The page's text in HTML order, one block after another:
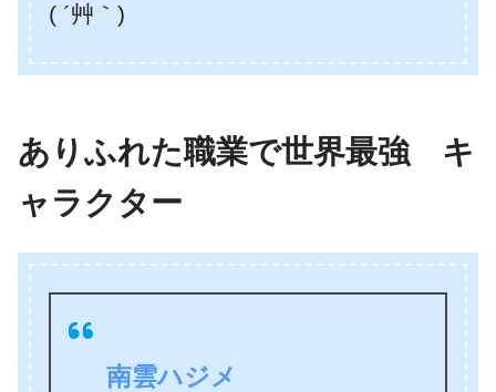
( ´艸｀)
ありふれた職業で世界最強 キ
ャラクター
南雲ハジメ